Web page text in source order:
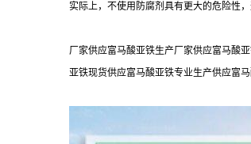
实际上，不使用防腐剂具有更大的危险性
厂家供应富马酸亚铁生产厂家供应富马酸
亚铁现货供应富马酸亚铁专业生产供应富